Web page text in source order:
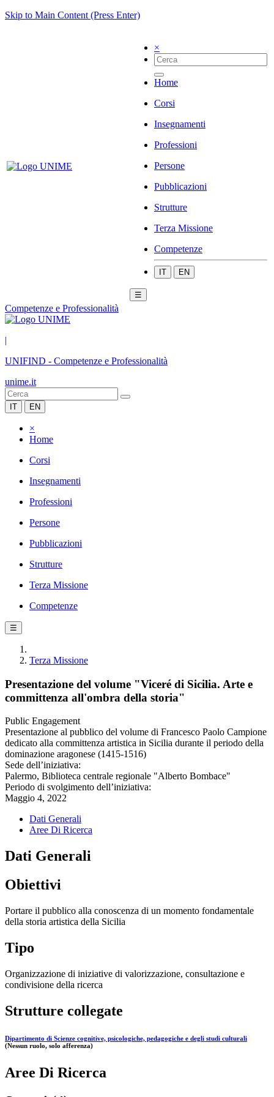
Skip to Main Content (Press Enter)
×
Home
Corsi
Insegnamenti
Professioni
Persone
Pubblicazioni
Strutture
Terza Missione
Competenze
IT EN
☰
Competenze e Professionalità
|
UNIFIND - Competenze e Professionalità
unime.it
IT EN
×
Home
Corsi
Insegnamenti
Professioni
Persone
Pubblicazioni
Strutture
Terza Missione
Competenze
☰
Terza Missione
Presentazione del volume "Viceré di Sicilia. Arte e
committenza all'ombra della storia"
Public Engagement
Presentazione al pubblico del volume di Francesco Paolo Campione
dedicato alla committenza artistica in Sicilia durante il periodo della
dominazione aragonese (1415-1516)
Sede dell’iniziativa:
Palermo, Biblioteca centrale regionale "Alberto Bombace"
Periodo di svolgimento dell’iniziativa:
Maggio 4, 2022
Dati Generali
Aree Di Ricerca
Dati Generali
Obiettivi
Portare il pubblico alla conoscenza di un momento fondamentale
della storia artistica della Sicilia
Tipo
Organizzazione di iniziative di valorizzazione, consultazione e
condivisione della ricerca
Strutture collegate
Dipartimento di Scienze cognitive, psicologiche, pedagogiche e degli studi culturali
(Nessun ruolo, solo afferenza)
Aree Di Ricerca